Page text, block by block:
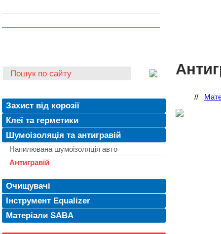
Захист від корозії
Клеї та герметики
Шумоізоляція та антигравій
Напилювана шумоізоляція авто
Антигравій
Очищувачі
Інструмент Equalizer
Матеріали SABA
//